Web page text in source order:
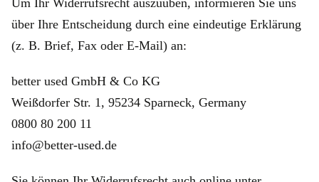
Um Ihr Widerrufsrecht auszuüben, informieren Sie uns
über Ihre Entscheidung durch eine eindeutige Erklärung
(z. B. Brief, Fax oder E‑Mail) an:
better used GmbH & Co KG
Weißdorfer Str. 1, 95234 Sparneck, Germany
0800 80 200 11
info@better-used.de